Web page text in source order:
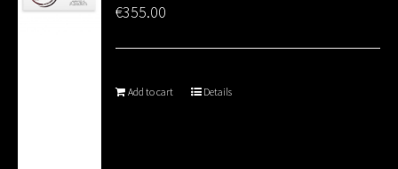
€355.00
Add to cart Details